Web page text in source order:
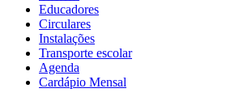
Educadores
Circulares
Instalações
Transporte escolar
Agenda
Cardápio Mensal